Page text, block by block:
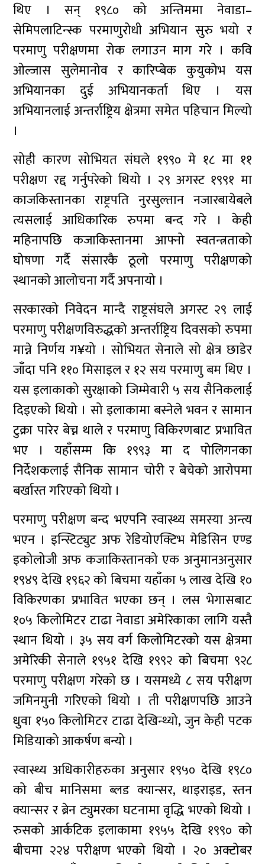
थिए । सन् १९८० को अन्तिममा नेवाडा–
सेमिपलाटिन्स्क परमाणुरोधी अभियान सुरु भयो र
परमाणु परीक्षणमा रोक लगाउन माग गरे । कवि
ओल्जास सुलेमानोव र कारिप्बेक कुयुकोभ यस
अभियानका दुई अभियानकर्ता थिए । यस
अभियानलाई अन्तर्राष्ट्रिय क्षेत्रमा समेत पहिचान मिल्यो
।
सोही कारण सोभियत संघले १९९० मे १८ मा ११
परीक्षण रद्द गर्नुपरेको थियो । २९ अगस्ट १९९१ मा
काजकिस्तानका राष्ट्रपति नुरसुल्तान नजारबायेबले
त्यसलाई आधिकारिक रुपमा बन्द गरे । केही
महिनापछि कजाकिस्तानमा आफ्नो स्वतन्त्रताको
घोषणा गर्दै संसारकै ठूलो परमाणु परीक्षणको
स्थानको आलोचना गर्दै अपनायो ।
सरकारको निवेदन मान्दै राष्ट्रसंघले अगस्ट २९ लाई
परमाणु परीक्षणविरुद्धको अन्तर्राष्ट्रिय दिवसको रुपमा
मान्ने निर्णय ग¥यो । सोभियत सेनाले सो क्षेत्र छाडेर
जाँदा पनि ११० मिसाइल र १२ सय परमाणु बम थिए ।
यस इलाकाको सुरक्षाको जिम्मेवारी ५ सय सैनिकलाई
दिइएको थियो । सो इलाकामा बस्नेले भवन र सामान
टुक्रा पारेर बेच्न थाले र परमाणु विकिरणबाट प्रभावित
भए । यहाँसम्म कि १९९३ मा द पोलिगनका
निर्देशकलाई सैनिक सामान चोरी र बेचेको आरोपमा
बर्खास्त गरिएको थियो ।
परमाणु परीक्षण बन्द भएपनि स्वास्थ्य समस्या अन्त्य
भएन । इन्स्टिट्युट अफ रेडियोएक्टिभ मेडिसिन एण्ड
इकोलोजी अफ कजाकिस्तानको एक अनुमानअनुसार
१९४९ देखि १९६२ को बिचमा यहाँका ५ लाख देखि १०
विकिरणका प्रभावित भएका छन् । लस भेगासबाट
१०५ किलोमिटर टाढा नेवाडा अमेरिकाका लागि यस्तै
स्थान थियो । ३५ सय वर्ग किलोमिटरको यस क्षेत्रमा
अमेरिकी सेनाले १९५१ देखि १९९२ को बिचमा ९२८
परमाणु परीक्षण गरेको छ । यसमध्ये ८ सय परीक्षण
जमिनमुनी गरिएको थियो । ती परीक्षणपछि आउने
धुवा १५० किलोमिटर टाढा देखिन्थ्यो, जुन केही पटक
मिडियाको आकर्षण बन्यो ।
स्वास्थ्य अधिकारीहरुका अनुसार १९५० देखि १९८०
को बीच मानिसमा ब्लड क्यान्सर, थाइराइड, स्तन
क्यान्सर र ब्रेन ट्युमरका घटनामा वृद्धि भएको थियो ।
रुसको आर्कटिक इलाकामा १९५५ देखि १९९० को
बीचमा २२४ परीक्षण भएको थियो । २० अक्टोबर